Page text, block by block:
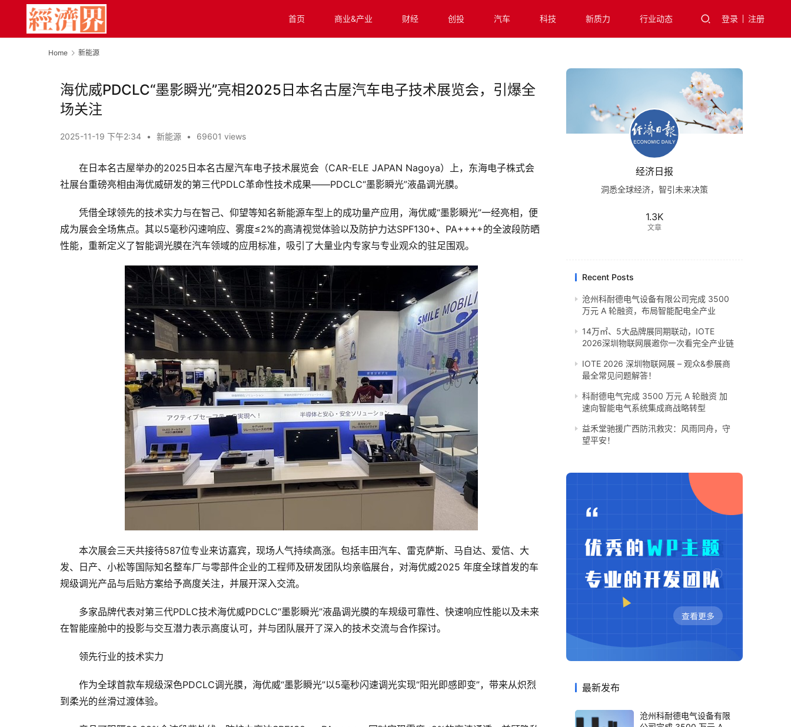
首页 商业&产业 财经 创投 汽车 科技 新质力 行业动态 登录 注册
Home 新能源
海优威PDCLC“墨影瞬光”亮相2025日本名古屋汽车电子技术展览会，引爆全
场关注
2025-11-19 下午2:34 • 新能源 • 69601 views
在日本名古屋举办的2025日本名古屋汽车电子技术展览会（CAR-ELE JAPAN Nagoya）上，东海电子株式会
社展台重磅亮相由海优威研发的第三代PDLC革命性技术成果——PDCLC“墨影瞬光”液晶调光膜。
凭借全球领先的技术实力与在智己、仰望等知名新能源车型上的成功量产应用，海优威“墨影瞬光”一经亮相，便
成为展会全场焦点。其以5毫秒闪速响应、雾度≤2%的高清视觉体验以及防护力达SPF130+、PA++++的全波段防晒
性能，重新定义了智能调光膜在汽车领域的应用标准，吸引了大量业内专家与专业观众的驻足围观。
本次展会三天共接待587位专业来访嘉宾，现场人气持续高涨。包括丰田汽车、雷克萨斯、马自达、爱信、大
发、日产、小松等国际知名整车厂与零部件企业的工程师及研发团队均亲临展台，对海优威2025 年度全球首发的车
规级调光产品与后贴方案给予高度关注，并展开深入交流。
多家品牌代表对第三代PDLC技术海优威PDCLC“墨影瞬光”液晶调光膜的车规级可靠性、快速响应性能以及未来
在智能座舱中的投影与交互潜力表示高度认可，并与团队展开了深入的技术交流与合作探讨。
领先行业的技术实力
作为全球首款车规级深色PDCLC调光膜，海优威“墨影瞬光”以5毫秒闪速调光实现“阳光即感即变”，带来从炽烈
到柔光的丝滑过渡体验。
经济日报
洞悉全球经济，智引未来决策
1.3K
文章
Recent Posts
沧州科耐德电气设备有限公司完成 3500
万元 A 轮融资，布局智能配电全产业
14万㎡、5大品牌展同期联动，IOTE
2026深圳物联网展邀你一次看完全产业链
IOTE 2026 深圳物联网展 – 观众&参展商
最全常见问题解答！
科耐德电气完成 3500 万元 A 轮融资 加
速向智能电气系统集成商战略转型
​益禾堂驰援广西防汛救灾：风雨同舟，守
望平安！
最新发布
沧州科耐德电气设备有限